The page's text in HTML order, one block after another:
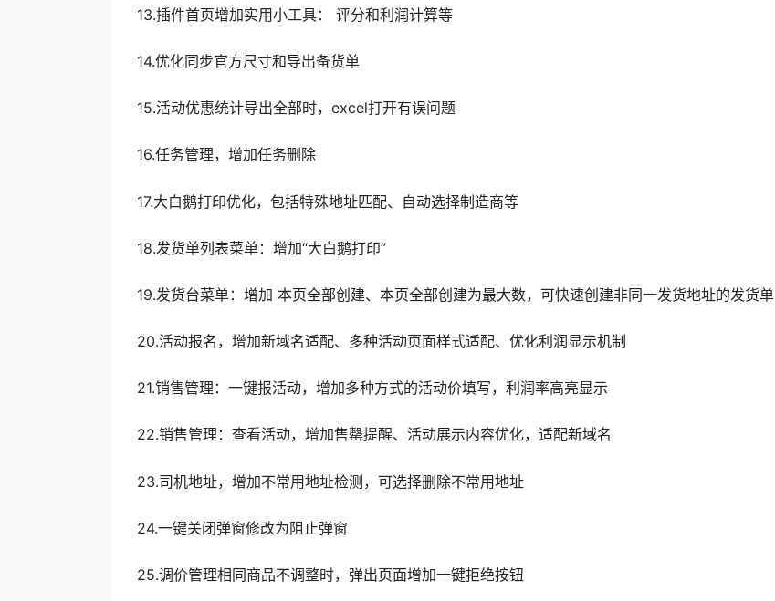
13.插件首页增加实用小工具： 评分和利润计算等
14.优化同步官方尺寸和导出备货单
15.活动优惠统计导出全部时，excel打开有误问题
16.任务管理，增加任务删除
17.大白鹅打印优化，包括特殊地址匹配、自动选择制造商等
18.发货单列表菜单：增加“大白鹅打印”
19.发货台菜单：增加 本页全部创建、本页全部创建为最大数，可快速创建非同一发货地址的发货单
20.活动报名，增加新域名适配、多种活动页面样式适配、优化利润显示机制
21.销售管理：一键报活动，增加多种方式的活动价填写，利润率高亮显示
22.销售管理：查看活动，增加售罄提醒、活动展示内容优化，适配新域名
23.司机地址，增加不常用地址检测，可选择删除不常用地址
24.一键关闭弹窗修改为阻止弹窗
25.调价管理相同商品不调整时，弹出页面增加一键拒绝按钮